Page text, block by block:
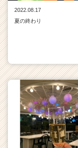
2022.08.17
夏の終わり